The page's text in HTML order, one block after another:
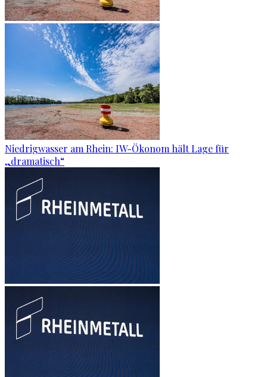
Niedrigwasser am Rhein: IW-Ökonom hält Lage für
„dramatisch“